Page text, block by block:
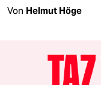
Von Helmut Höge